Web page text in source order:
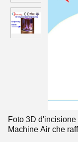
Foto 3D
Machine Air che